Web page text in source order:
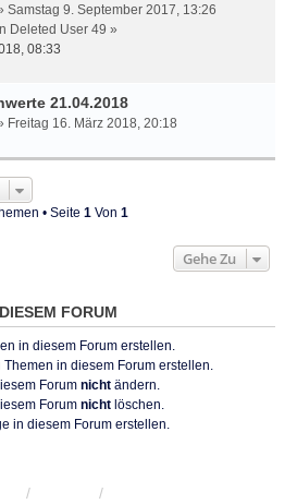
Samstag 9. September 2017, 13:26
Deleted User 49 »
08:33
21.04.2018
Freitag 16. März 2018, 20:18
• Seite 1Von 1
Gehe Zu
FORUM
in diesem Forum erstellen.
Themen in diesem Forum erstellen.
Forum nicht ändern.
Forum nicht löschen.
in diesem Forum erstellen.